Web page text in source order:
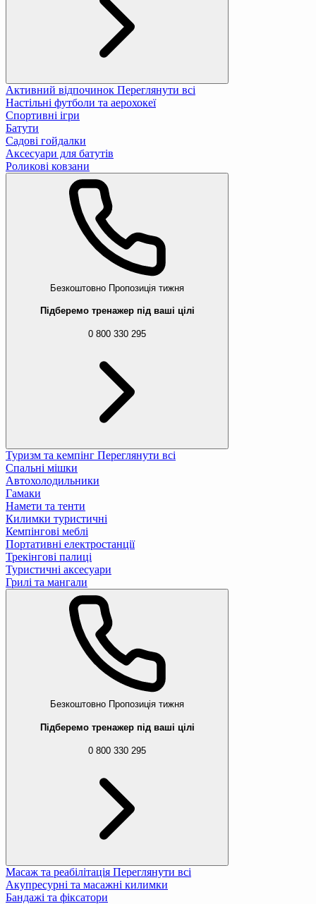
Активний відпочинок Переглянути всі
Настільні футболи та аерохокеї
Спортивні ігри
Батути
Садові гойдалки
Аксесуари для батутів
Роликові ковзани
Безкоштовно Пропозиція тижня
Підберемо тренажер під ваші цілі
0 800 330 295
Туризм та кемпінг Переглянути всі
Спальні мішки
Автохолодильники
Гамаки
Намети та тенти
Килимки туристичні
Кемпінгові меблі
Портативні електростанції
Трекінгові палиці
Туристичні аксесуари
Грилі та мангали
Безкоштовно Пропозиція тижня
Підберемо тренажер під ваші цілі
0 800 330 295
Масаж та реабілітація Переглянути всі
Акупресурні та масажні килимки
Бандажі та фіксатори